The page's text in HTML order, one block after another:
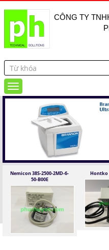
CÔNG TY
Nemicon 38S-2500-2MD-6-
50-B00E
Hontko